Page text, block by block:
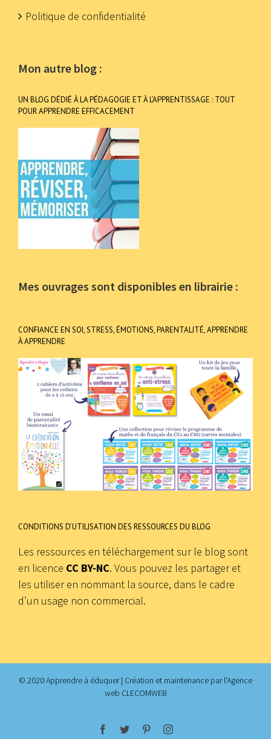
Politique de confidentialité
Mon autre blog :
UN BLOG DÉDIÉ À LA PÉDAGOGIE ET À L’APPRENTISSAGE : TOUT
POUR APPRENDRE EFFICACEMENT
Mes ouvrages sont disponibles en librairie :
CONFIANCE EN SOI, STRESS, ÉMOTIONS, PARENTALITÉ, APPRENDRE
À APPRENDRE
CONDITIONS D’UTILISATION DES RESSOURCES DU BLOG
Les ressources en téléchargement sur le blog sont
en licence CC BY-NC. Vous pouvez les partager et
les utiliser en nommant la source, dans le cadre
d’un usage non commercial.
© 2020 Apprendre à éduquer | Création et maintenance parl'Agence
web CLECOMWEB
facebooktwitter pinterestinstagram